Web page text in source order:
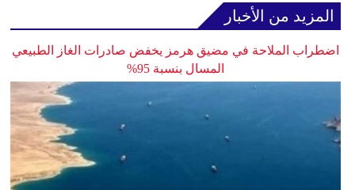
المزيد من الأخبار
اضطراب الملاحة في مضيق هرمز يخفض صادرات الغاز الطبيعي
المسال بنسبة 95%